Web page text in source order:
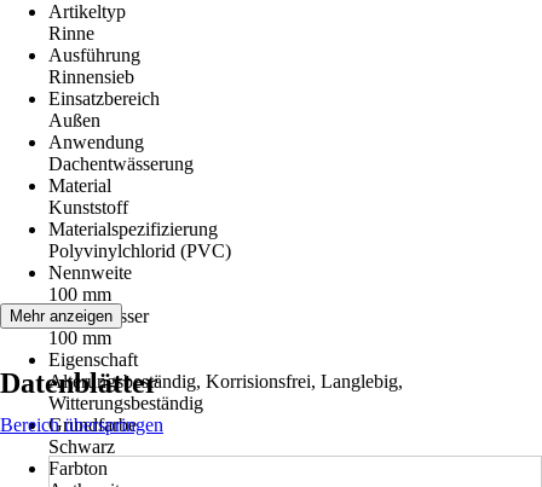
Artikeltyp
Rinne
Ausführung
Rinnensieb
Einsatzbereich
Außen
Anwendung
Dachentwässerung
Material
Kunststoff
Materialspezifizierung
Polyvinylchlorid (PVC)
Nennweite
100 mm
Durchmesser
100 mm
Eigenschaft
Alterungsbeständig, Korrisionsfrei, Langlebig,
Witterungsbeständig
Grundfarbe
Schwarz
Farbton
Mehr anzeigen
Datenblätter
Bereich überspringen